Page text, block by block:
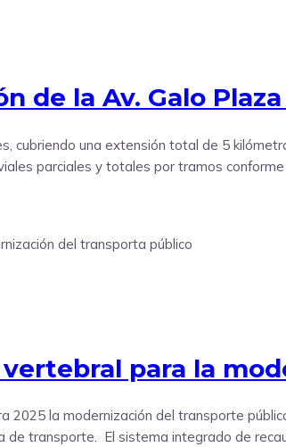
de la Av. Galo Plaza
cubriendo una extensión total de 5
parciales y totales por tramos
para la
2025 la modernización del transporte
transporte. El sistema integrado de